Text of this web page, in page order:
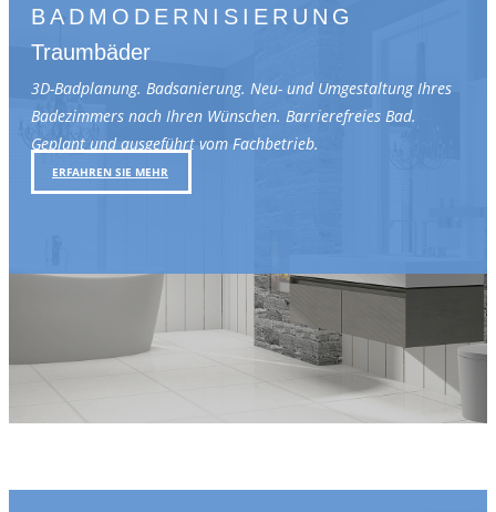
BADMODERNISIERUNG
Traumbäder
3D-Badplanung. Badsanierung. Neu- und Umgestaltung Ihres
Badezimmers nach Ihren Wünschen. Barrierefreies Bad.
Geplant und ausgeführt vom Fachbetrieb.
ERFAHREN SIE MEHR